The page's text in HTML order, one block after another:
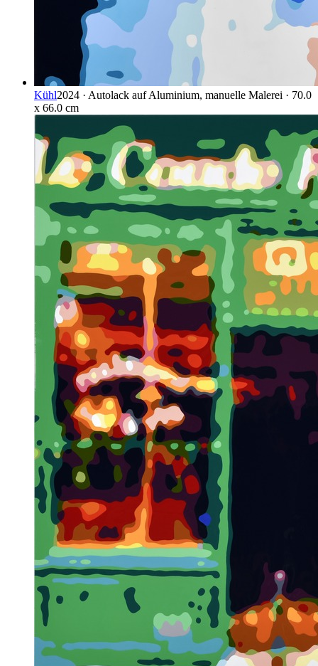
Kühl2024 · Autolack auf Aluminium, manuelle Malerei · 70.0
x 66.0 cm